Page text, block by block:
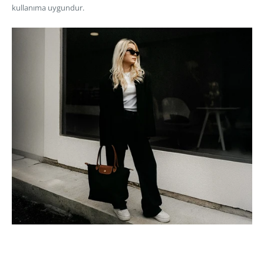
kullanıma uygundur.